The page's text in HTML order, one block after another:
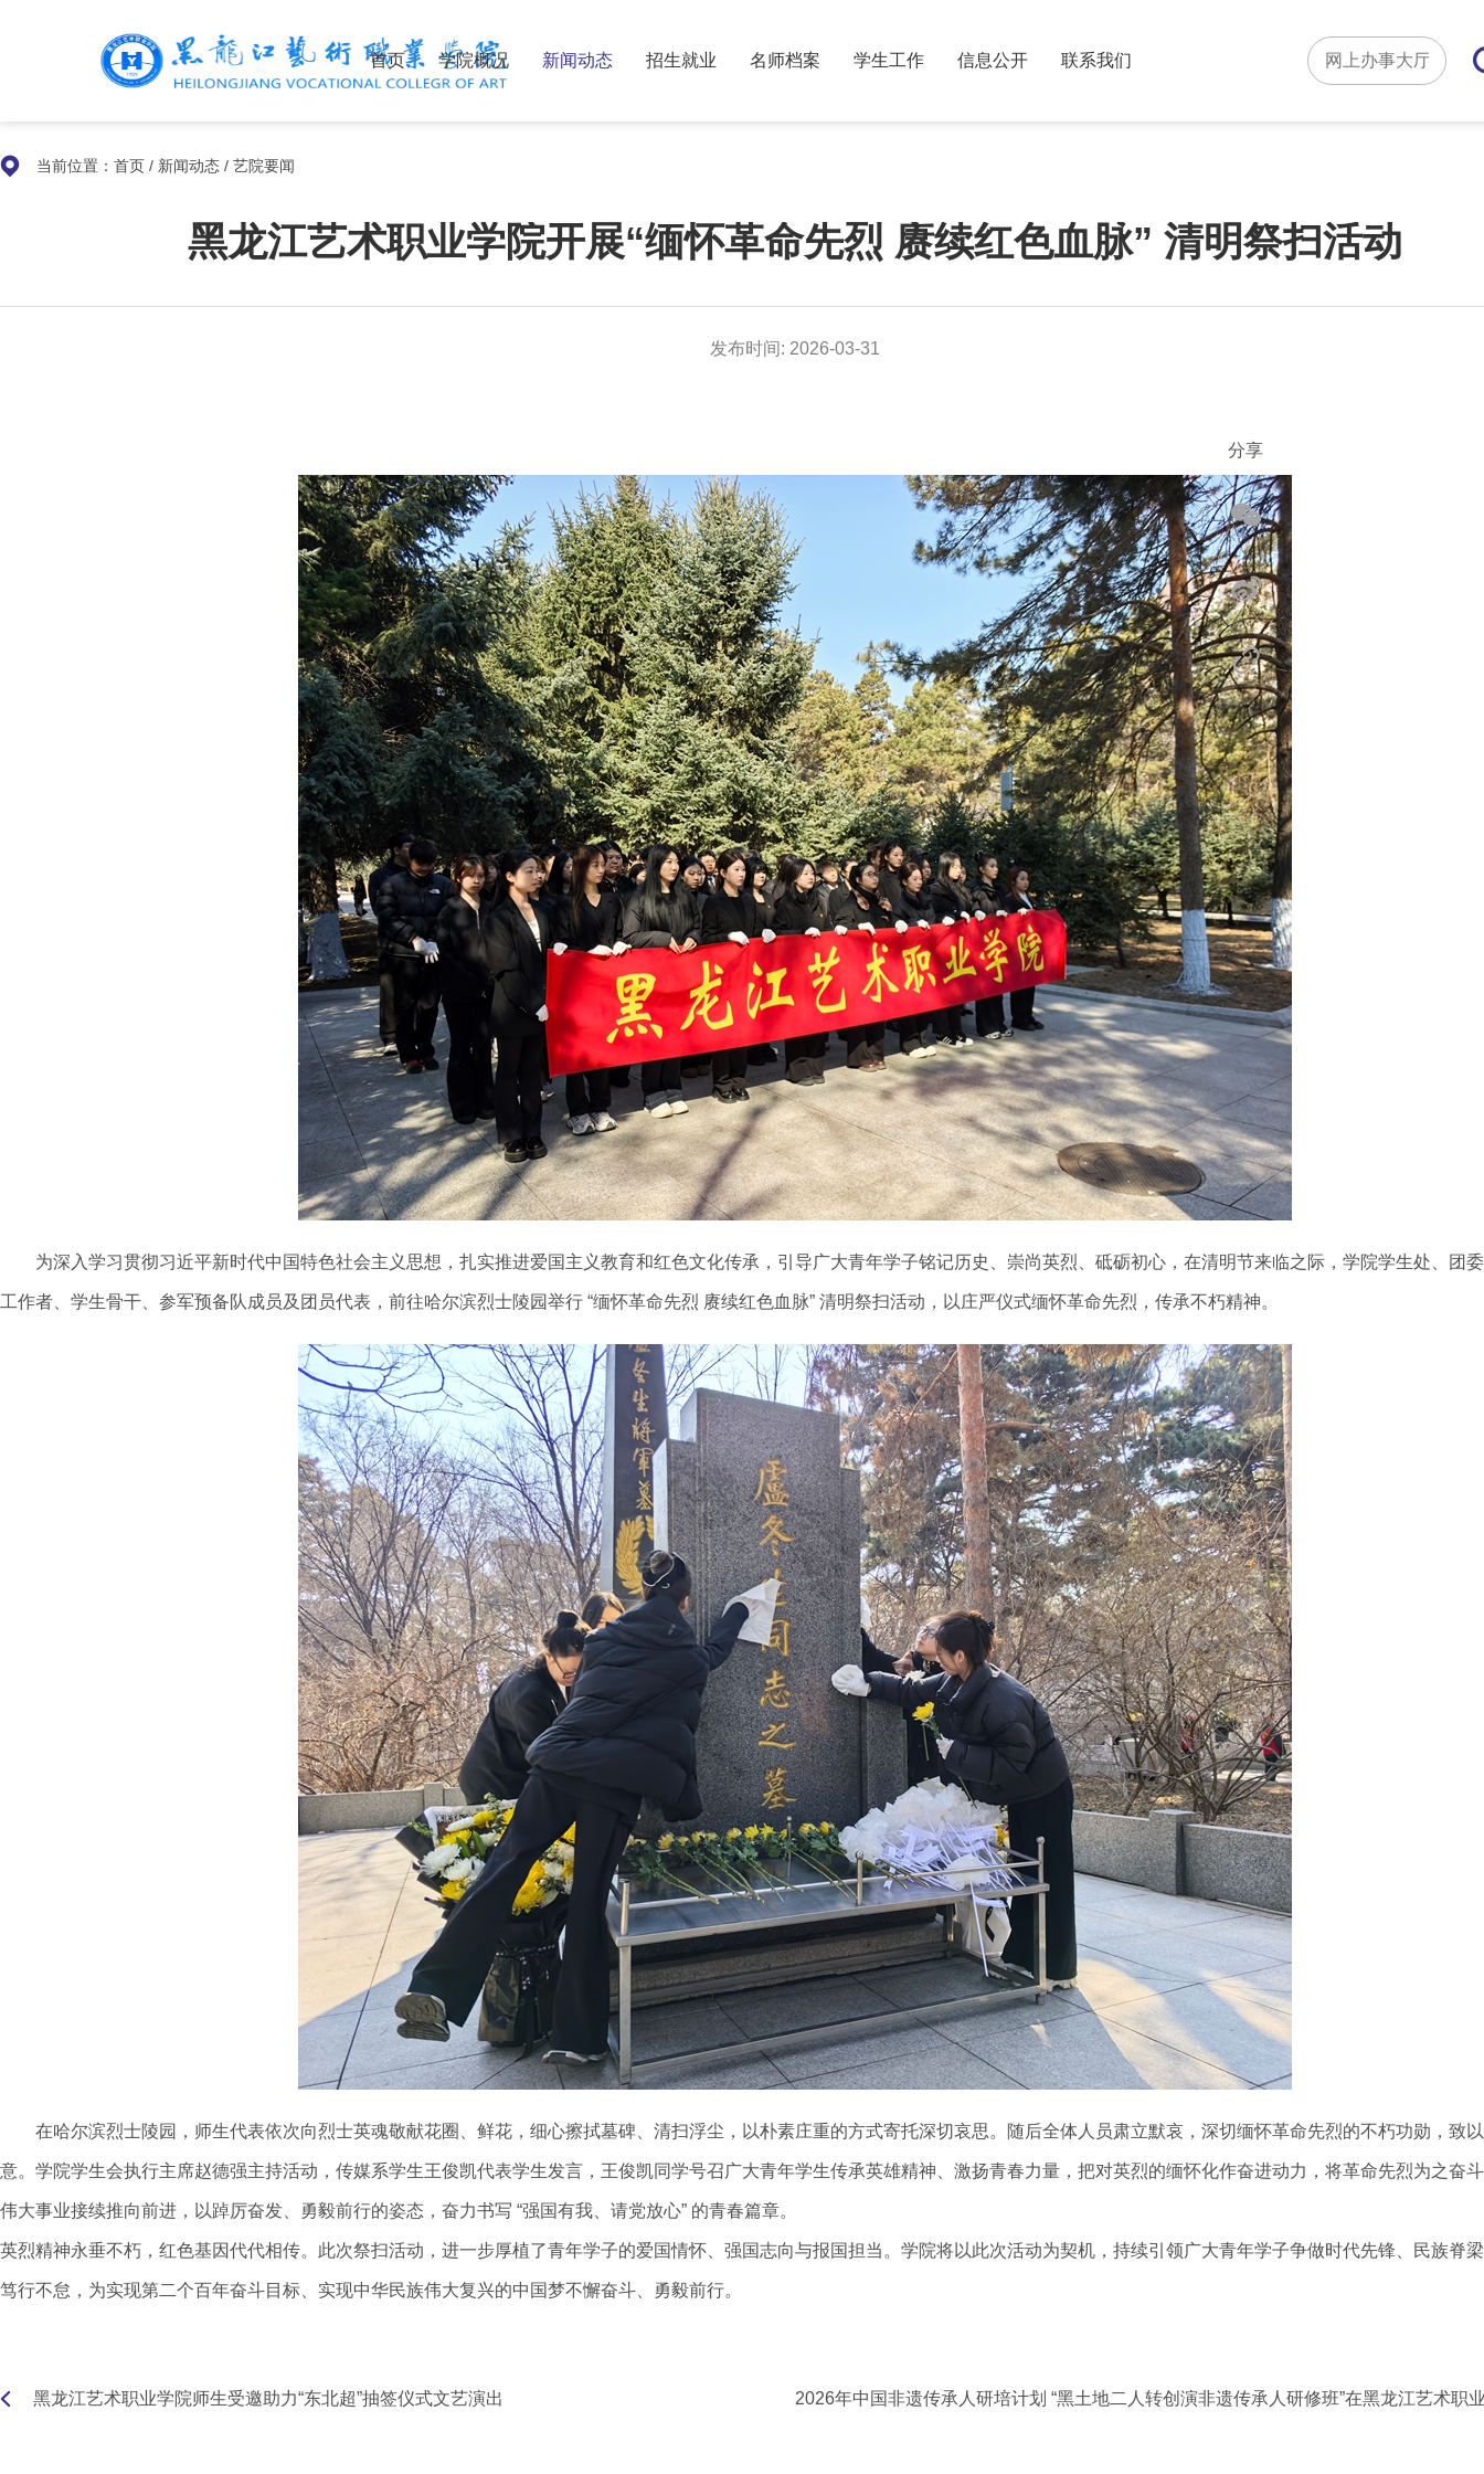
首页 学院概况 新闻动态 招生就业 名师档案 学生工作 信息公开 联系我们
当前位置： 首页 / 新闻动态 / 艺院要闻
黑龙江艺术职业学院开展“缅怀革命先烈 赓续红色血脉” 清明祭扫活动
发布时间: 2026-03-31
为深入学习贯彻习近平新时代中国特色社会主义思想，扎实推进爱国主义教育和红色文化传承，引导广大青年学子铭记历史、崇尚英烈、砥砺初心，在清明节来临之际，学院学生处、团
工作者、学生骨干、参军预备队成员及团员代表，前往哈尔滨烈士陵园举行 “缅怀革命先烈 赓续红色血脉” 清明祭扫活动，以庄严仪式缅怀革命先烈，传承不朽精神。
在哈尔滨烈士陵园，师生代表依次向烈士英魂敬献花圈、鲜花，细心擦拭墓碑、清扫浮尘，以朴素庄重的方式寄托深切哀思。随后全体人员肃立默哀，深切缅怀革命先烈的不朽功勋，致
意。学院学生会执行主席赵德强主持活动，传媒系学生王俊凯代表学生发言，王俊凯同学号召广大青年学生传承英雄精神、激扬青春力量，把对英烈的缅怀化作奋进动力，将革命先烈为之奋
伟大事业接续推向前进，以踔厉奋发、勇毅前行的姿态，奋力书写 “强国有我、请党放心” 的青春篇章。
英烈精神永垂不朽，红色基因代代相传。此次祭扫活动，进一步厚植了青年学子的爱国情怀、强国志向与报国担当。学院将以此次活动为契机，持续引领广大青年学子争做时代先锋、民族脊
笃行不怠，为实现第二个百年奋斗目标、实现中华民族伟大复兴的中国梦不懈奋斗、勇毅前行。
黑龙江艺术职业学院师生受邀助力“东北超”抽签仪式文艺演出 2026年中国非遗传承人研培计划 “黑土地二人转创演非遗传承人研修班”在黑龙江艺术职
分享